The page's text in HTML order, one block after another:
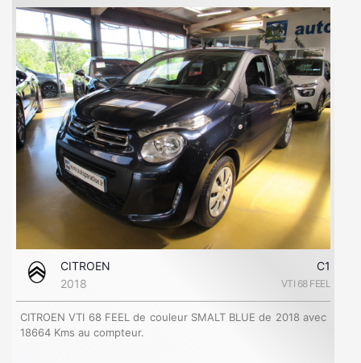
CITROEN
C1
2018
VTI 68 FEEL
CITROEN VTI 68 FEEL de couleur SMALT BLUE de 2018 avec
18664 Kms au compteur.